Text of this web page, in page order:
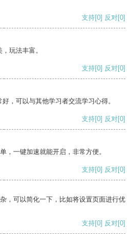
支持[0] 反对[0]
玩法丰富。
支持[0] 反对[0]
，可以与其他学习者交流学习心得。
支持[0] 反对[0]
，一键加速就能开启，非常方便。
支持[0] 反对[0]
，可以简化一下，比如将设置页面进行优
支持[0] 反对[0]